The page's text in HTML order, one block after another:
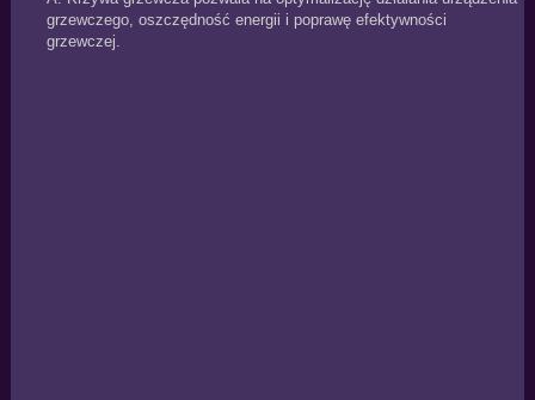
grzewczego, oszczędność energii i poprawę efektywności
grzewczej.